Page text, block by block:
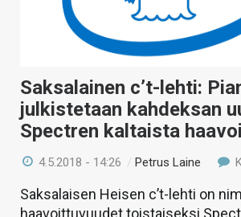
VAIHDA TEEMA
HAKU
Saksalainen c’t-lehti:
julkistetaan kahdeksan
Spectren kaltaista
4.5.2018 - 14:26 /Petrus Laine
Saksalaisen Heisen c’t-lehti on
haavoittuvuudet toistaiseksi